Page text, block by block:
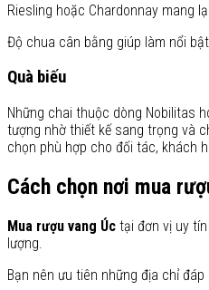
Riesling hoặc Chardonnay mang
Độ chua cân bằng giúp làm nổi
Quà biếu
Những chai thuộc dòng Nobilitas
tượng nhờ thiết kế sang trọng và
chọn phù hợp cho đối tác, khách
Cách chọn nơi mua
Mua rượu vang Úc tại đơn vị uy
lượng.
Bạn nên ưu tiên những địa chỉ